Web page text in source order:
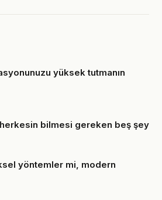
yüksek tutmanın
bilmesi gereken beş şey
yöntemler mi, modern